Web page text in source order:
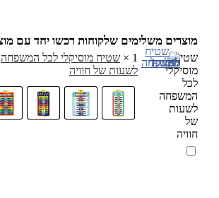
הציור
והכתיבה
שטיח
מוסיקלי
לכל
המשפחה
לשעות
של
חוויה
1
× שטיח מוסיקלי לכל המשפחה
לשעות של חוויה